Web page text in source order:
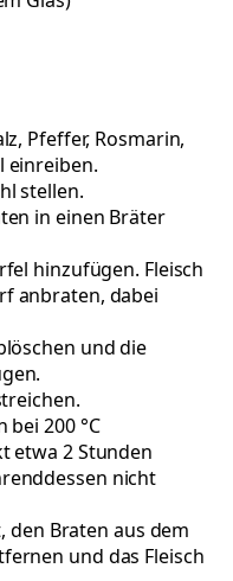
Pfeffer, Rosmarin,
einreiben.
stellen.
in einen Bräter
hinzufügen. Fleisch
anbraten, dabei
und die
200 °C
etwa 2 Stunden
nicht
den Braten aus dem
und das Fleisch